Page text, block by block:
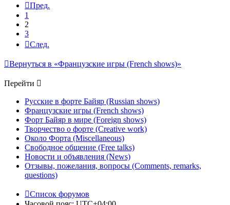
Пред.
1
2
3
След.
Вернуться в «Французские игры (French shows)»
Перейти
Русские в форте Байяр (Russian shows)
Французские игры (French shows)
Форт Байяр в мире (Foreign shows)
Творчество о форте (Creative work)
Около Форта (Miscellaneous)
Свободное общение (Free talks)
Новости и объявления (News)
Отзывы, пожелания, вопросы (Comments, remarks,
questions)
Список форумов